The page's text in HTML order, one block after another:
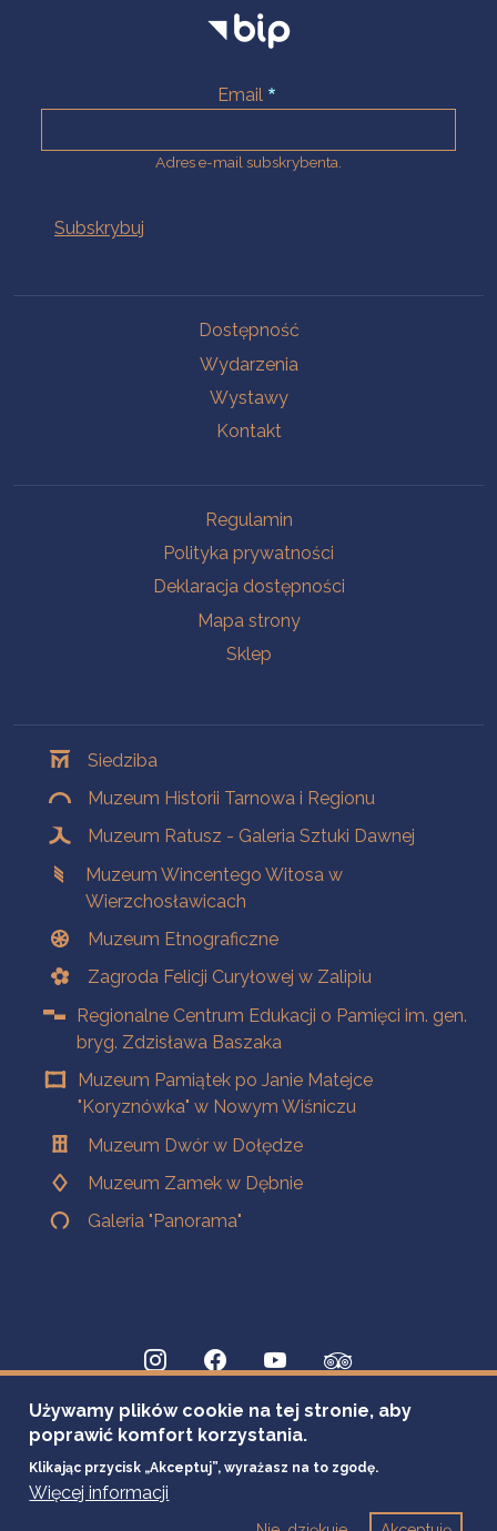
Email
Adres e-mail subskrybenta.
Dostępność
Wydarzenia
Wystawy
Kontakt
Regulamin
Polityka prywatności
Deklaracja dostępności
Mapa strony
Sklep
Siedziba
Muzeum Historii Tarnowa i Regionu
Muzeum Ratusz - Galeria Sztuki Dawnej
Muzeum Wincentego Witosa w
Wierzchosławicach
Muzeum Etnograficzne
Zagroda Felicji Curyłowej w Zalipiu
Regionalne Centrum Edukacji o Pamięci im. gen.
bryg. Zdzisława Baszaka
Muzeum Pamiątek po Janie Matejce
"Koryznówka" w Nowym Wiśniczu
Muzeum Dwór w Dołędze
Muzeum Zamek w Dębnie
Galeria "Panorama"
Używamy plików cookie na tej stronie, aby
poprawić komfort korzystania.
Klikając przycisk „Akceptuj”, wyrażasz na to zgodę.
Więcej informacji